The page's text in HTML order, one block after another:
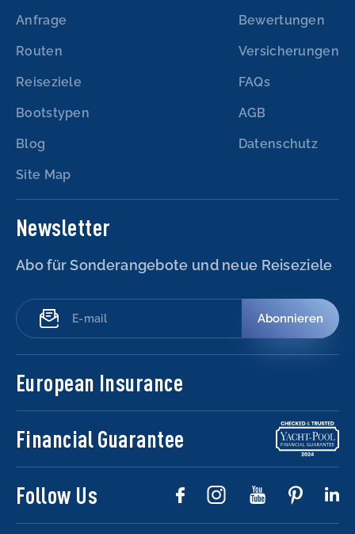
Anfrage
Routen
Reiseziele
Bootstypen
Blog
Site Map
Bewertungen
Versicherungen
FAQs
AGB
Datenschutz
Newsletter
Abo für Sonderangebote und neue Reiseziele
Abonnieren
European Insurance
Financial Guarantee
Follow Us